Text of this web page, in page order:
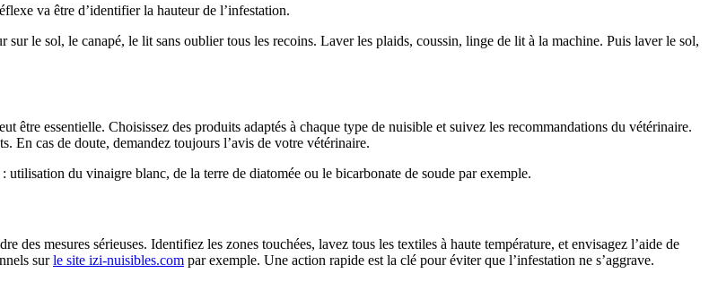
va être d’identifier la hauteur de l’infestation.
le sol, le canapé, le lit sans oublier tous les recoins. Laver les plaids, coussin, linge de lit à la machine. Puis laver le sol,
être essentielle. Choisissez des produits adaptés à chaque type de nuisible et suivez les recommandations du vétérinaire.
En cas de doute, demandez toujours l’avis de votre vétérinaire.
du vinaigre blanc, de la terre de diatomée ou le bicarbonate de soude par exemple.
des mesures sérieuses. Identifiez les zones touchées, lavez tous les textiles à haute température, et envisagez l’aide de
surle site izi-nuisibles.com par exemple. Une action rapide est la clé pour éviter que l’infestation ne s’aggrave.